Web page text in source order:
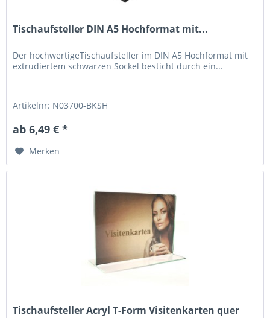
Tischaufsteller DIN A5 Hochformat mit...
Der hochwertigeTischaufsteller im DIN A5 Hochformat mit
extrudiertem schwarzen Sockel besticht durch ein...
Artikelnr: N03700-BKSH
ab 6,49 € *
Merken
Tischaufsteller Acryl T-Form Visitenkarten quer